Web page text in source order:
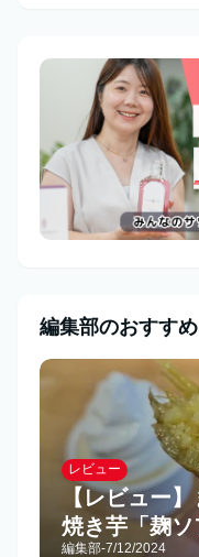
編集部のおすすめ
レビュー
【レビュー
焼き芋「麹
編集部-7/12/2024